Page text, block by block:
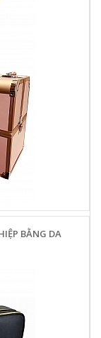
BẰNG DA